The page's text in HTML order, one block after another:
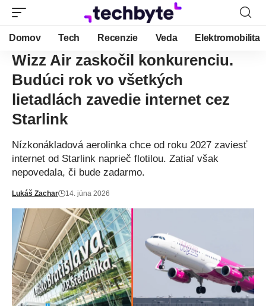
Domov Tech Recenzie Veda Elektromobilita
Wizz Air zaskočil konkurenciu.
Budúci rok vo všetkých
lietadlách zavedie internet cez
Starlink
Nízkonákladová aerolinka chce od roku 2027 zaviesť
internet od Starlink naprieč flotilou. Zatiaľ však
nepovedala, či bude zadarmo.
Lukáš Zachar 14. júna 2026